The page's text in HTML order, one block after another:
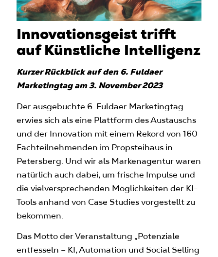
Innovationsgeist trifft
auf Künstliche Intelligenz
Kurzer Rückblick auf den 6. Fuldaer
Marketingtag am 3. November 2023
Der ausgebuchte 6. Fuldaer Marketingtag
erwies sich als eine Plattform des Austauschs
und der Innovation mit einem Rekord von 160
Fachteilnehmenden im Propsteihaus in
Petersberg. Und wir als Markenagentur waren
natürlich auch dabei, um frische Impulse und
die vielversprechenden Möglichkeiten der KI-
Tools anhand von Case Studies vorgestellt zu
bekommen.
Das Motto der Veranstaltung „Potenziale
entfesseln – KI, Automation und Social Selling